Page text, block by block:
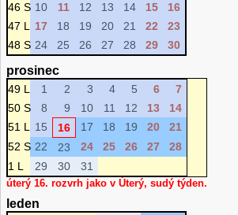
46 S 10 11 12 13 14 15
16
47 L
17 18 19 20 21 22
23
48 S 24 25 26 27 28 29 30
prosinec
49 L 1 2 3 4 5 6
7
50 S
8 9 10 11 12 13
14
51 L
15 16 17 18 19 20
21
52 S 22 23 24 25 26 27
28
1 L
29 30 31
úterý 16. rozvrh jako v Úterý, sudý týden.
leden